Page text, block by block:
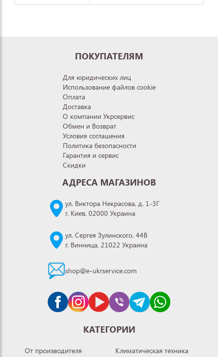
ПОКУПАТЕЛЯМ
Для юридических лиц
Использование файлов cookie
Оплата
Доставка
О компании Укрсервис
Обмен и Возврат
Условия соглашения
Политика безопасности
Гарантия и сервис
Скидки
АДРЕСА МАГАЗИНОВ
ул. Виктора Некрасова, д. 1-3Г
г. Киев, 02000 Украина
ул. Сергея Зулинского, 44В
г. Винница, 21022 Украина
shop@e-ukrservice.com
КАТЕГОРИИ
От производителя
Климатическая техника